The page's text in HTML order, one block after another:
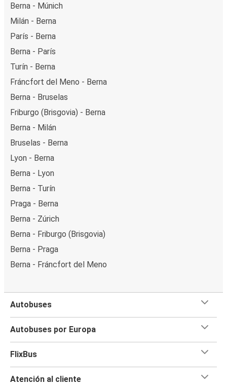
Berna - Múnich
Milán - Berna
París - Berna
Berna - París
Turín - Berna
Fráncfort del Meno - Berna
Berna - Bruselas
Friburgo (Brisgovia) - Berna
Berna - Milán
Bruselas - Berna
Lyon - Berna
Berna - Lyon
Berna - Turín
Praga - Berna
Berna - Zúrich
Berna - Friburgo (Brisgovia)
Berna - Praga
Berna - Fráncfort del Meno
Autobuses
Autobuses por Europa
FlixBus
Atención al cliente